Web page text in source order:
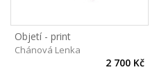
Objetí - print
Chánová Lenka
2 700 Kč